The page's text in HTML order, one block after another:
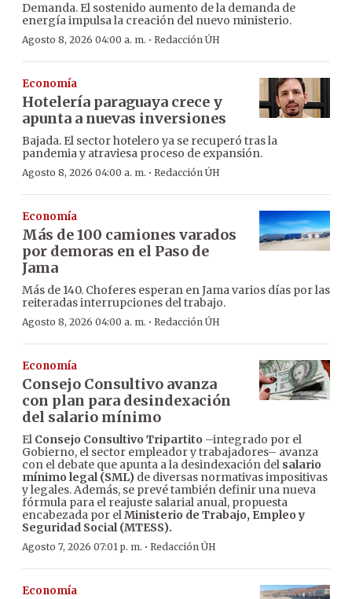
Demanda. El sostenido aumento de la demanda de
energía impulsa la creación del nuevo ministerio.
Agosto 8, 2026 04:00 a. m. · Redacción ÚH
Economía
Hotelería paraguaya crece y
apunta a nuevas inversiones
Bajada. El sector hotelero ya se recuperó tras la
pandemia y atraviesa proceso de expansión.
Agosto 8, 2026 04:00 a. m. · Redacción ÚH
Economía
Más de 100 camiones varados
por demoras en el Paso de
Jama
Más de 140. Choferes esperan en Jama varios días por las
reiteradas interrupciones del trabajo.
Agosto 8, 2026 04:00 a. m. · Redacción ÚH
Economía
Consejo Consultivo avanza
con plan para desindexación
del salario mínimo
El Consejo Consultivo Tripartito –integrado por el
Gobierno, el sector empleador y trabajadores– avanza
con el debate que apunta a la desindexación del salario
mínimo legal (SML) de diversas normativas impositivas
y legales. Además, se prevé también definir una nueva
fórmula para el reajuste salarial anual, propuesta
encabezada por elMinisterio de Trabajo, Empleo y
Seguridad Social (MTESS).
Agosto 7, 2026 07:01 p. m. · Redacción ÚH
Economía